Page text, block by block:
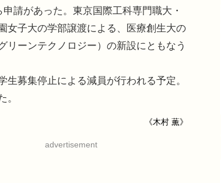
請があった。東京国際工科専門職大・
女子大の学部譲渡による、医療創生大の
リーンテクノロジー）の新設にともなう
募集停止による減員が行われる予定。
。
《木村 薫》
advertisement